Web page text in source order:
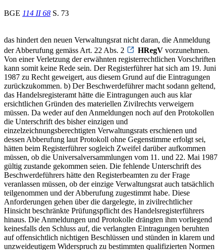
BGE 114 II 68 S. 73
das hindert den neuen Verwaltungsrat nicht daran, die Anmeldung
der Abberufung gemäss Art. 22 Abs. 2
HRegV vorzunehmen.
Von einer Verletzung der erwähnten registerrechtlichen Vorschriften
kann somit keine Rede sein. Der Registerführer hat sich am 19. Juni
1987 zu Recht geweigert, aus diesem Grund auf die Eintragungen
zurückzukommen. b) Der Beschwerdeführer macht sodann geltend,
das Handelsregisteramt hätte die Eintragungen auch aus klar
ersichtlichen Gründen des materiellen Zivilrechts verweigern
müssen. Da weder auf den Anmeldungen noch auf den Protokollen
die Unterschrift des bisher einzigen und
einzelzeichnungsberechtigten Verwaltungsrats erschienen und
dessen Abberufung laut Protokoll ohne Gegenstimme erfolgt sei,
hätten beim Registerführer sogleich Zweifel darüber aufkommen
müssen, ob die Universalversammlungen vom 11. und 22. Mai 1987
gültig zustande gekommen seien. Die fehlende Unterschrift des
Beschwerdeführers hätte den Registerbeamten zu der Frage
veranlassen müssen, ob der einzige Verwaltungsrat auch tatsächlich
teilgenommen und der Abberufung zugestimmt habe. Diese
Anforderungen gehen über die dargelegte, in zivilrechtlicher
Hinsicht beschränkte Prüfungspflicht des Handelsregisterführers
hinaus. Die Anmeldungen und Protokolle drängten ihm vorliegend
keinesfalls den Schluss auf, die verlangten Eintragungen beruhten
auf offensichtlich nichtigen Beschlüssen und stünden in klarem und
unzweideutigem Widerspruch zu bestimmten qualifizierten Normen